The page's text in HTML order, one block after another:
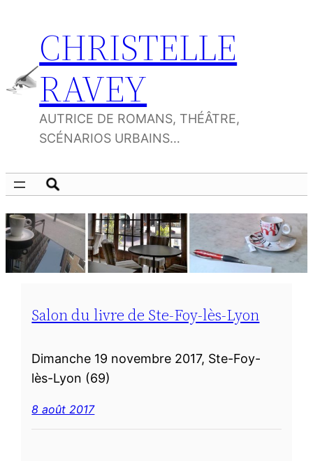
contenuCHRISTELLE
RAVEY
AUTRICE DE ROMANS, THÉÂTRE,
SCÉNARIOS URBAINS…
Salon du livre de Ste-Foy-lès-Lyon
Dimanche 19 novembre 2017, Ste-Foy-
lès-Lyon (69)
8 août 2017